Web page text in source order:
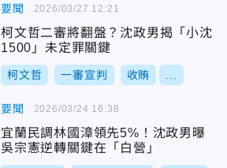
要聞
柯文哲二審將翻盤？沈政男揭「小沈
1500」未定罪關鍵
柯文哲 一審宣判 收賄
2026/03/27 12:21
要聞
宜蘭民調林國漳領先5%！沈政男曝
吳宗憲逆轉關鍵在「白營」
2026/03/24 16:38